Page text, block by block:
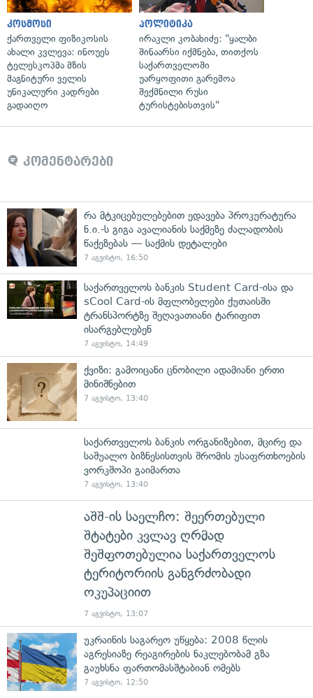
კოსმოსი
ქართველი ფიზიკოსის
ახალი კვლევა: ინოუეს
ტელესკოპმა მზის
მაგნიტური ველის
უნიკალური კადრები
გადაიღო
პოლიტიკა
ირაკლი კობახიძე: "ყალბი
შინაარსი იქმნება, თითქოს
საქართველოში
უარყოფითი გარემოა
შექმნილი რუსი
ტურისტებისთვის"
კომენტარები
რა მტკიცებულებებით ედავება პროკურატურა
ნ.ი.-ს გიგა ავალიანის საქმეზე ძალადობის
წაქეზებას — საქმის დეტალები
7 აგვისტო, 16:50
საქართველოს ბანკის Student Card-ისა და
sCool Card-ის მფლობელები ქუთაისში
ტრანსპორტზე შეღავათიანი ტარიფით
ისარგებლებენ
7 აგვისტო, 14:49
ქვიზი: გამოიცანი ცნობილი ადამიანი ერთი
მინიშნებით
7 აგვისტო, 13:40
საქართველოს ბანკის ორგანიზებით, მცირე და
საშუალო ბიზნესისთვის შრომის უსაფრთხოების
ვორკშოპი გაიმართა
7 აგვისტო, 13:40
აშშ-ის საელჩო: შეერთებული
შტატები კვლავ ღრმად
შეშფოთებულია საქართველოს
ტერიტორიის განგრძობადი
ოკუპაციით
7 აგვისტო, 13:07
უკრაინის საგარეო უწყება: 2008 წლის
აგრესიაზე რეაგირების ნაკლებობამ გზა
გაუხსნა ფართომასშტაბიან ომებს
7 აგვისტო, 12:50